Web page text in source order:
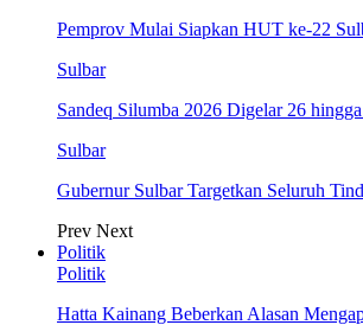
Pemprov Mulai Siapkan HUT ke-22
Sulbar
Sandeq Silumba 2026 Digelar 26
Sulbar
Gubernur Sulbar Targetkan Seluruh
Prev Next
Politik
Politik
Hatta Kainang Beberkan Alasan